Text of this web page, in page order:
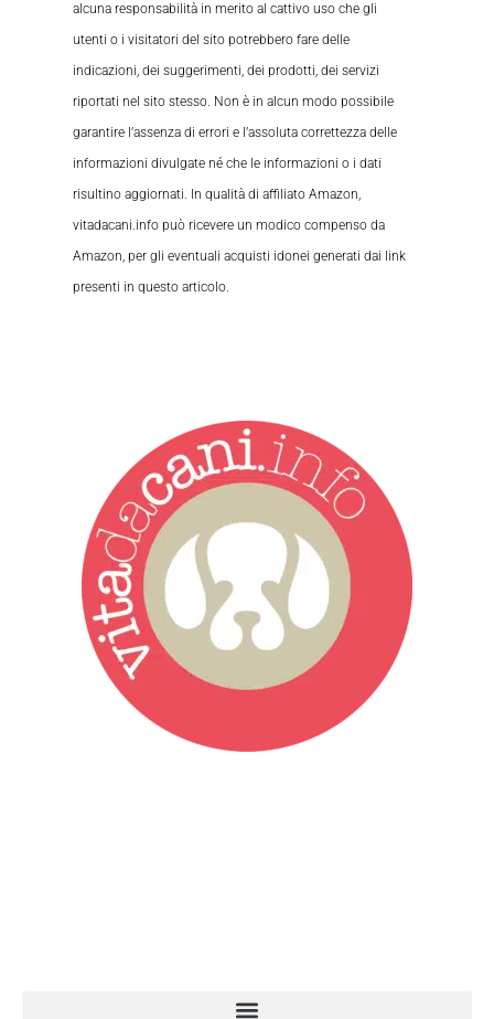
alcuna responsabilità in merito al cattivo uso che gli
utenti o i visitatori del sito potrebbero fare delle
indicazioni, dei suggerimenti, dei prodotti, dei servizi
riportati nel sito stesso. Non è in alcun modo possibile
garantire l’assenza di errori e l’assoluta correttezza delle
informazioni divulgate né che le informazioni o i dati
risultino aggiornati. In qualità di affiliato Amazon,
vitadacani.info può ricevere un modico compenso da
Amazon, per gli eventuali acquisti idonei generati dai link
presenti in questo articolo.